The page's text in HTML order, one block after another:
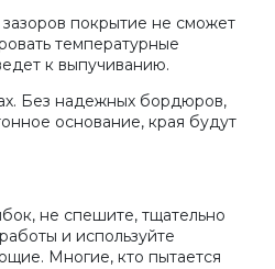
покрытие не сможет
температурные
к выпучиванию.
Без надежных бордюров,
основание, края будут
не спешите, тщательно
и используйте
Многие, кто пытается